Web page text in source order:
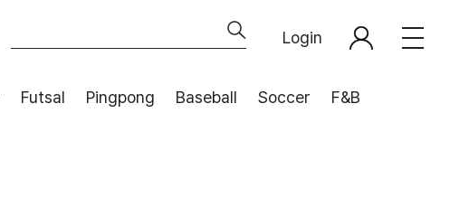
Login
Futsal Pingpong Baseball Soccer F&B